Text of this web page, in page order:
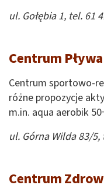
ul. Gołębia 1, tel. 61
Centrum
Centrum sportowo-
różne propozycje
m.in. aqua aerobik
ul. Górna Wilda 83/5,
Centrum